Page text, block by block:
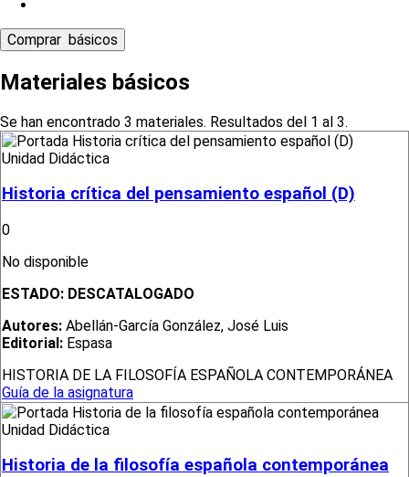
Materiales básicos
Se han encontrado 3 materiales. Resultados del 1 al 3.
Unidad Didáctica
Historia crítica del pensamiento español (D)
0
No disponible
ESTADO: DESCATALOGADO
Autores: Abellán-García González, José Luis
Editorial: Espasa
HISTORIA DE LA FILOSOFÍA ESPAÑOLA CONTEMPORÁNEA
Guía de la asignatura
Unidad Didáctica
Historia de la filosofía española contemporánea